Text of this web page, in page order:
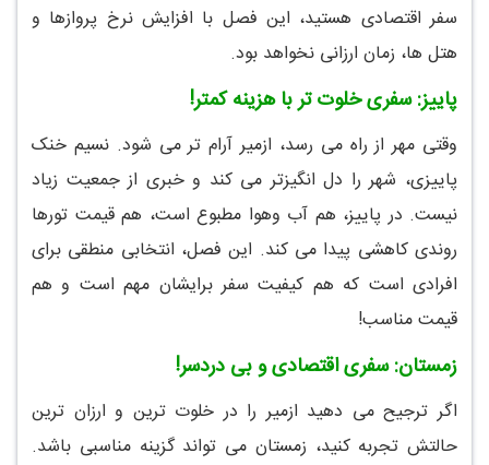
سفر اقتصادی هستید، این فصل با افزایش نرخ پروازها و
هتل ها، زمان ارزانی نخواهد بود.
پاییز: سفری خلوت تر با هزینه کمتر!
وقتی مهر از راه می رسد، ازمیر آرام تر می شود. نسیم خنک
پاییزی، شهر را دل انگیزتر می کند و خبری از جمعیت زیاد
نیست. در پاییز، هم آب وهوا مطبوع است، هم قیمت تورها
روندی کاهشی پیدا می کند. این فصل، انتخابی منطقی برای
افرادی است که هم کیفیت سفر برایشان مهم است و هم
قیمت مناسب!
زمستان: سفری اقتصادی و بی دردسر!
اگر ترجیح می دهید ازمیر را در خلوت ترین و ارزان ترین
حالتش تجربه کنید، زمستان می تواند گزینه مناسبی باشد.